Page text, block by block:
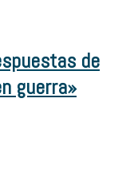
de
guerra»